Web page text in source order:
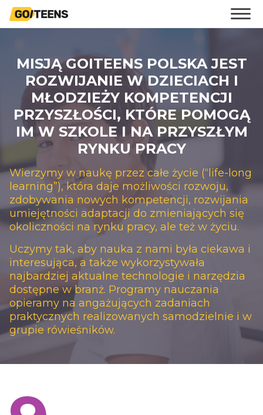
MISJĄ GOITEENS POLSKA JEST
ROZWIJANIE W DZIECIACH I
MŁODZIEŻY KOMPETENCJI
PRZYSZŁOŚCI, KTÓRE POMOGĄ
IM W SZKOLE I NA PRZYSZŁYM
RYNKU PRACY
Wierzymy w naukę przez całe życie (“life-long
learning”), która daje możliwości rozwoju,
zdobywania nowych kompetencji, rozwijania
umiejętności adaptacji do zmieniających się
okoliczności na rynku pracy, ale też w życiu.
Uczymy tak, aby nauka z nami była ciekawa i
interesująca, a także wykorzystywała
najbardziej aktualne technologie i narzędzia
dostępne w branż. Programy nauczania
opieramy na angażujących zadaniach
praktycznych realizowanych samodzielnie i w
grupie rówieśników.